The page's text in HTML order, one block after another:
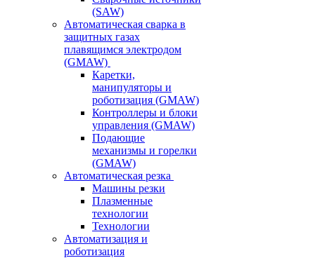
(SAW)
Автоматическая сварка в
защитных газах
плавящимся электродом
(GMAW)
Каретки,
манипуляторы и
роботизация (GMAW)
Контроллеры и блоки
управления (GMAW)
Подающие
механизмы и горелки
(GMAW)
Автоматическая резка
Машины резки
Плазменные
технологии
Технологии
Автоматизация и
роботизация